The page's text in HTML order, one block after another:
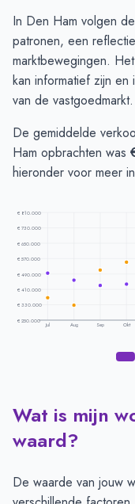
Verkoopprijs in euro's
In Den Ham volgen
patronen, een
marktbewegingen.
kan informatief zijn
van de vastgoedmarkt.
De gemiddelde
Ham opbrachten was
hieronder voor meer
€ 810.000
€ 730.000
€ 650.000
€ 570.000
€ 490.000
€ 410.000
€ 330.000
€ 250.000
Jul Aug Sep Okt
Prijsontwikkeling per
Maand
Vraagprijs
Juli
September € 510.777
Wat is mijn
waard?
De waarde van jouw